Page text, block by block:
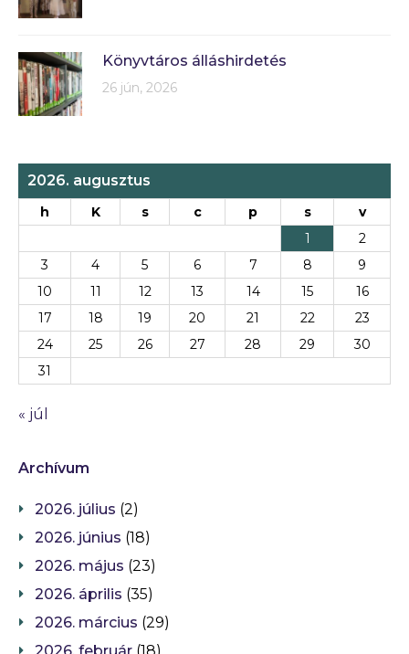
Könyvtáros álláshirdetés
26 jún, 2026
2026. augusztus
h K s c p s
v
1
2
3
4 5 6 7 8
9
10
11 12 13 14 15
16
17
18 19 20 21 22
23
24
25 26 27 28 29
30
31
« júl
Archívum
2026. július (2)
2026. június (18)
2026. május (23)
2026. április (35)
2026. március (29)